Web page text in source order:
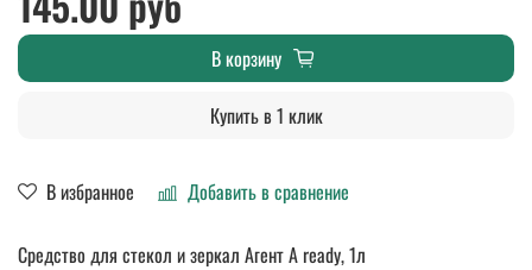
В избранное Добавить в сравнение
В корзину
Купить в 1 клик
Средство для стекол и зеркал Агент А ready, 1л